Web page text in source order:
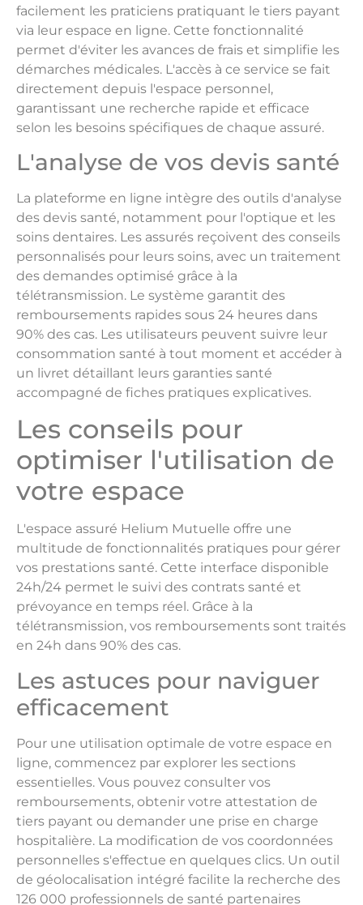
facilement les praticiens pratiquant le tiers payant
via leur espace en ligne. Cette fonctionnalité
permet d'éviter les avances de frais et simplifie les
démarches médicales. L'accès à ce service se fait
directement depuis l'espace personnel,
garantissant une recherche rapide et efficace
selon les besoins spécifiques de chaque assuré.
L'analyse de vos devis santé
La plateforme en ligne intègre des outils d'analyse
des devis santé, notamment pour l'optique et les
soins dentaires. Les assurés reçoivent des conseils
personnalisés pour leurs soins, avec un traitement
des demandes optimisé grâce à la
télétransmission. Le système garantit des
remboursements rapides sous 24 heures dans
90% des cas. Les utilisateurs peuvent suivre leur
consommation santé à tout moment et accéder à
un livret détaillant leurs garanties santé
accompagné de fiches pratiques explicatives.
Les conseils pour
optimiser l'utilisation de
votre espace
L'espace assuré Helium Mutuelle offre une
multitude de fonctionnalités pratiques pour gérer
vos prestations santé. Cette interface disponible
24h/24 permet le suivi des contrats santé et
prévoyance en temps réel. Grâce à la
télétransmission, vos remboursements sont traités
en 24h dans 90% des cas.
Les astuces pour naviguer
efficacement
Pour une utilisation optimale de votre espace en
ligne, commencez par explorer les sections
essentielles. Vous pouvez consulter vos
remboursements, obtenir votre attestation de
tiers payant ou demander une prise en charge
hospitalière. La modification de vos coordonnées
personnelles s'effectue en quelques clics. Un outil
de géolocalisation intégré facilite la recherche des
126 000 professionnels de santé partenaires